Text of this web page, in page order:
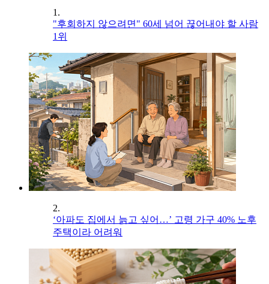
1.
"후회하지 않으려면" 60세 넘어 끊어내야 할 사람
1위
2.
‘아파도 집에서 늙고 싶어…’ 고령 가구 40% 노후
주택이라 어려워